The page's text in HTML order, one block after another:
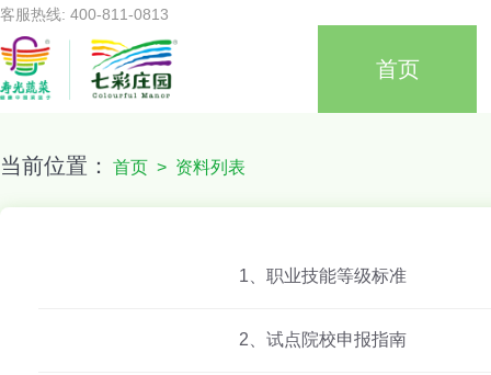
客服热线: 400-811-0813
首页
当前位置： 首页 > 资料列表
1、职业技能等级标准
2、试点院校申报指南